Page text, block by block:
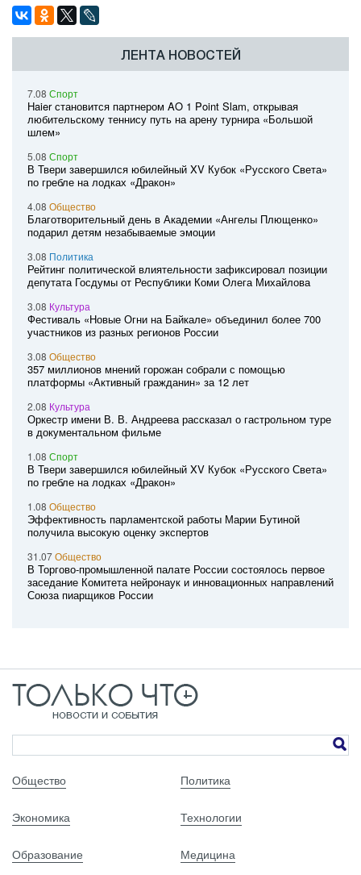
ЛЕНТА НОВОСТЕЙ
7.08 Спорт
Haier становится партнером AO 1 Point Slam, открывая
любительскому теннису путь на арену турнира «Большой
шлем»
5.08 Спорт
В Твери завершился юбилейный XV Кубок «Русского Света»
по гребле на лодках «Дракон»
4.08 Общество
Благотворительный день в Академии «Ангелы Плющенко»
подарил детям незабываемые эмоции
3.08 Политика
Рейтинг политической влиятельности зафиксировал позиции
депутата Госдумы от Республики Коми Олега Михайлова
3.08 Культура
Фестиваль «Новые Огни на Байкале» объединил более 700
участников из разных регионов России
3.08 Общество
357 миллионов мнений горожан собрали с помощью
платформы «Активный гражданин» за 12 лет
2.08 Культура
Оркестр имени В. В. Андреева рассказал о гастрольном туре
в документальном фильме
1.08 Спорт
В Твери завершился юбилейный XV Кубок «Русского Света»
по гребле на лодках «Дракон»
1.08 Общество
Эффективность парламентской работы Марии Бутиной
получила высокую оценку экспертов
31.07Общество
В Торгово-промышленной палате России состоялось первое
заседание Комитета нейронаук и инновационных направлений
Союза пиарщиков России
Общество Политика
Экономика Технологии
Образование Медицина